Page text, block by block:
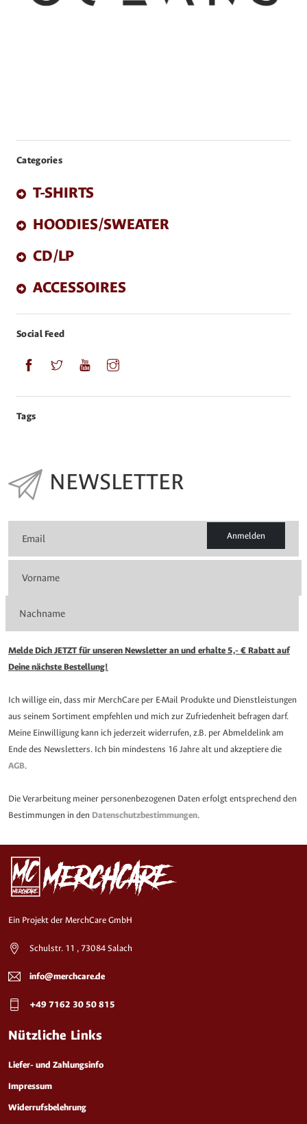
Categories
T-SHIRTS
HOODIES/SWEATER
CD/LP
ACCESSOIRES
Social Feed
Tags
NEWSLETTER
Anmelden
Melde Dich JETZT für unseren Newsletter an und erhalte 5,- € Rabatt auf
Deine nächste Bestellung!
Ich willige ein, dass mir MerchCare per E-Mail Produkte und Dienstleistungen
aus seinem Sortiment empfehlen und mich zur Zufriedenheit befragen darf.
Meine Einwilligung kann ich jederzeit widerrufen, z.B. per Abmeldelink am
Ende des Newsletters. Ich bin mindestens 16 Jahre alt und akzeptiere die
AGB.
Die Verarbeitung meiner personenbezogenen Daten erfolgt entsprechend den
Bestimmungen in den Datenschutzbestimmungen.
Ein Projekt der MerchCare GmbH
Schulstr. 11 , 73084 Salach
info@merchcare.de
+49 7162 30 50 815
Nützliche Links
Liefer- und Zahlungsinfo
Impressum
Widerrufsbelehrung